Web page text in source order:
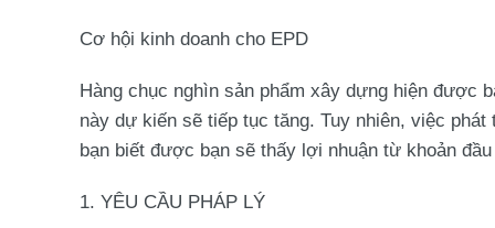
Cơ hội kinh doanh cho EPD
Hàng chục nghìn sản phẩm xây dựng hiện được
này dự kiến sẽ tiếp tục tăng. Tuy nhiên, việc
bạn biết được bạn sẽ thấy lợi nhuận từ khoản
1. YÊU CẦU PHÁP LÝ